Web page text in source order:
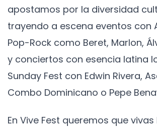
apostamos por la diversidad
trayendo a escena eventos con
Pop-Rock como Beret, Marlon,
y conciertos con esencia latina
Sunday Fest con Edwin Rivera,
Combo Dominicano o Pepe
En Vive Fest queremos que